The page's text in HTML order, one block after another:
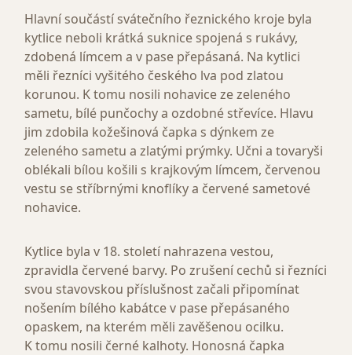
Hlavní součástí svátečního řeznického kroje byla
kytlice neboli krátká suknice spojená s rukávy,
zdobená límcem a v pase přepásaná. Na kytlici
měli řezníci vyšitého českého lva pod zlatou
korunou. K tomu nosili nohavice ze zeleného
sametu, bílé punčochy a ozdobné střevíce. Hlavu
jim zdobila kožešinová čapka s dýnkem ze
zeleného sametu a zlatými prýmky. Učni a tovaryši
oblékali bílou košili s krajkovým límcem, červenou
vestu se stříbrnými knoflíky a červené sametové
nohavice.
Kytlice byla v 18. století nahrazena vestou,
zpravidla červené barvy. Po zrušení cechů si řezníci
svou stavovskou příslušnost začali připomínat
nošením bílého kabátce v pase přepásaného
opaskem, na kterém měli zavěšenou ocilku.
K tomu nosili černé kalhoty. Honosná čapka